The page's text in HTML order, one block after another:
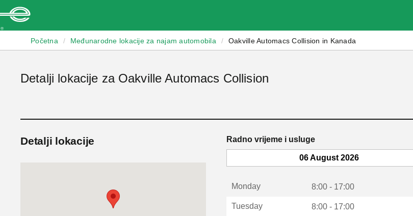
Početna / Međunarodne lokacije za najam automobila / Oakville Automacs Collision in Kanada
Detalji lokacije za Oakville Automacs Collision
Detalji lokacije Radno vrijeme i usluge
06 August 2026
Monday 8:00 - 17:00
Tuesday 8:00 - 17:00